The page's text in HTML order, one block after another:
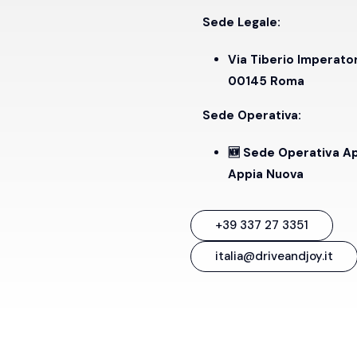
Sede Legale:
Via Tiberio
00145 Roma
Sede Operativa:
🆕 Sede Operativa
Appia Nuova
+39 337 27 3351
italia@driveandjoy.it